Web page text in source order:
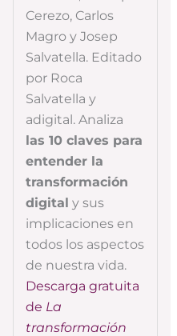
Cerezo, Carlos
Magro y Josep
Salvatella. Editado
por Roca
Salvatella y
adigital. Analiza
las 10 claves para
entender la
transformación
digital y sus
implicaciones en
todos los aspectos
de nuestra vida.
Descarga gratuita
de La
transformación